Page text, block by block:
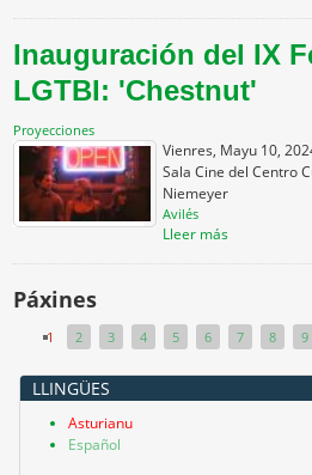
Inauguración del IX
LGTBI: 'Chestnut'
Proyecciones
Vienres, Mayu 10,
Sala Cine del Centro
Niemeyer
Avilés
Lleer más
Páxines
1 2 3 4 5 6 7 8 9
LLINGÜES
Asturianu
Español